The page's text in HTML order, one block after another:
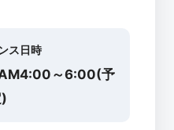
ス日時
～6:00(予